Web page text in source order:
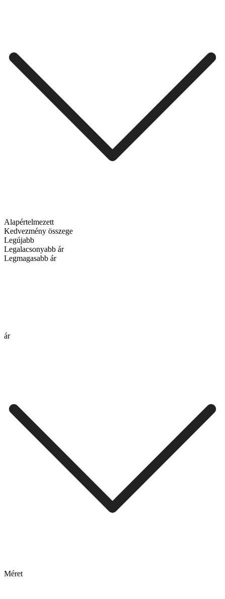
Alapértelmezett
Kedvezmény összege
Legújabb
Legalacsonyabb ár
Legmagasabb ár
ár
Méret